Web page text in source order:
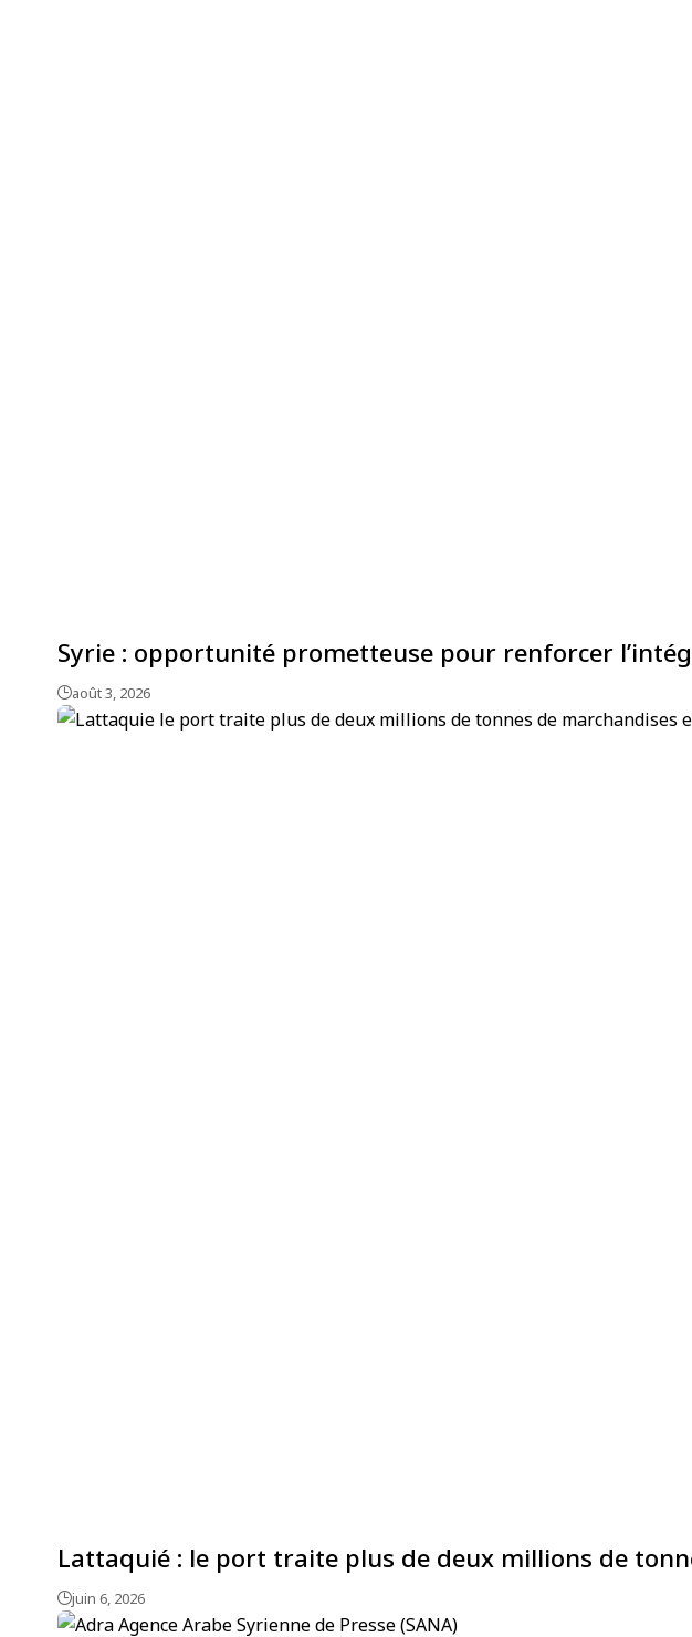
Syrie : opportunité prometteuse pour renforcer
août 3, 2026
Lattaquié : le port traite plus de deux millions de
juin 6, 2026